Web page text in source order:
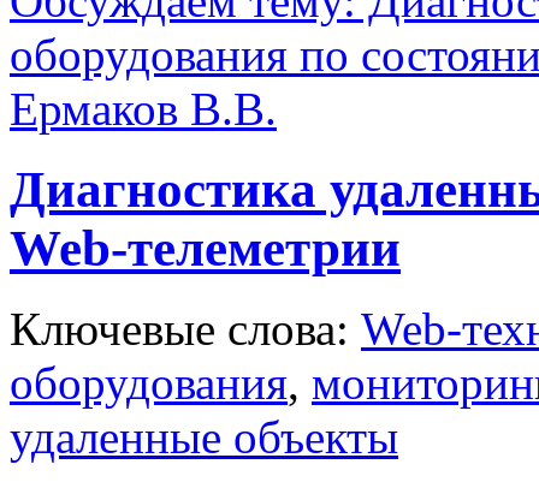
оборудования по
Ермаков В.В.
Диагностика
Web-телеметрии
Ключевые слова: Web-
оборудования,
удаленные объекты